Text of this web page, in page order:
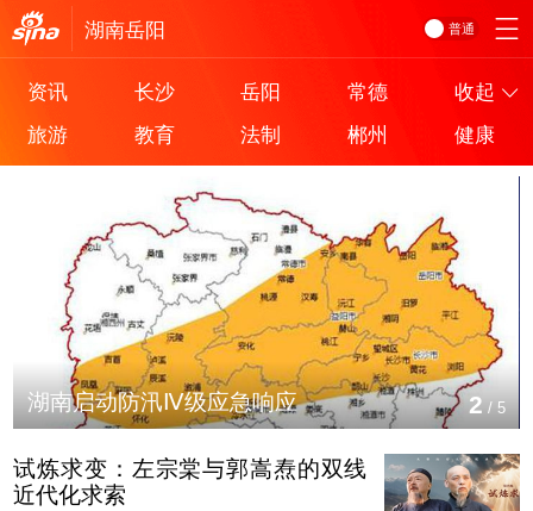
普通
湖南岳阳
资讯 长沙 岳阳 常德
收起
旅游
教育 法制 郴州 健康
湖南启动防汛Ⅳ级应急响应 2 / 5
试炼求变：左宗棠与郭嵩焘的双线
近代化求索